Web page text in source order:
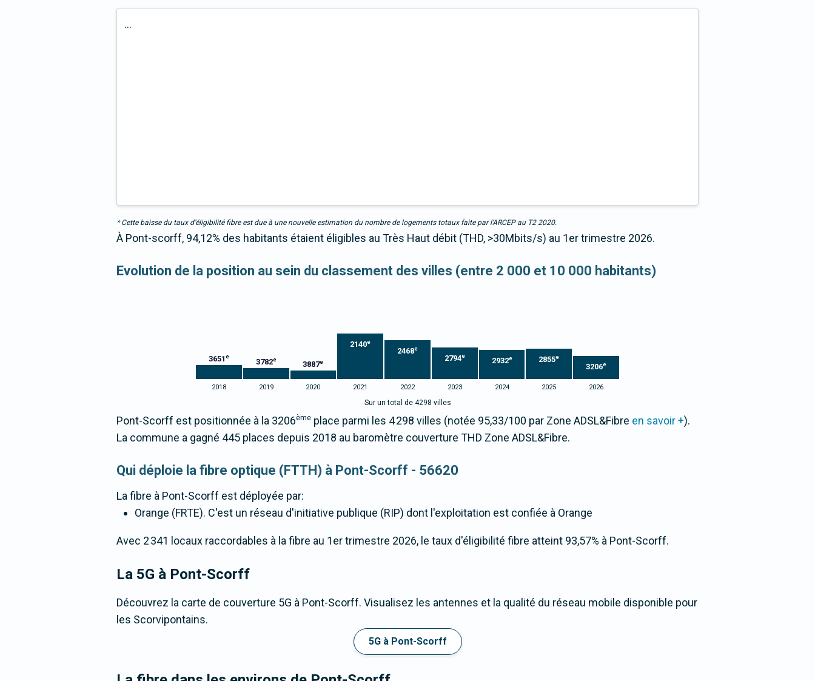
...
* Cette baisse du taux d’éligibilité fibre est due à une nouvelle estimation du nombre de logements totaux faite par l’ARCEP au T2 2020.
À Pont-scorff, 94,12% des habitants étaient éligibles au Très Haut débit (THD, >30Mbits/s) au 1er trimestre 2026.
Evolution de la position au sein du classement des villes (entre 2 000 et 10 000 habitants)
3651 e
3782e
3887e
2140e
2468e
2794e
2932e 2855e
3206e
2018 2019 2020 2021 2022 2023 2024 2025 2026
Sur un total de 4298 villes
Pont-Scorff est positionnée à la 3206ème place parmi les 4 298 villes (notée 95,33/100 par Zone ADSL&Fibre en savoir +).
La commune a gagné 445 places depuis 2018 au baromètre couverture THD Zone ADSL&Fibre.
Qui déploie la fibre optique (FTTH) à Pont-Scorff - 56620
La fibre à Pont-Scorff est déployée par:
Orange (FRTE). C'est un réseau d'initiative publique (RIP) dont l'exploitation est confiée à Orange
Avec 2 341 locaux raccordables à la fibre au 1er trimestre 2026, le taux d'éligibilité fibre atteint 93,57% à Pont-Scorff.
La 5G à Pont-Scorff
Découvrez la carte de couverture 5G à Pont-Scorff. Visualisez les antennes et la qualité du réseau mobile disponible pour
les Scorvipontains.
5G à Pont-Scorff